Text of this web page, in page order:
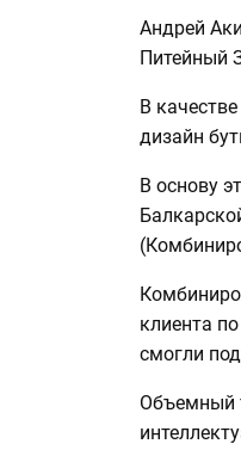
Андрей
Питейный
В
дизайн
В основу
клиента
смогли
Объемный